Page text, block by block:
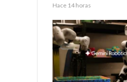
Hace 14 horas